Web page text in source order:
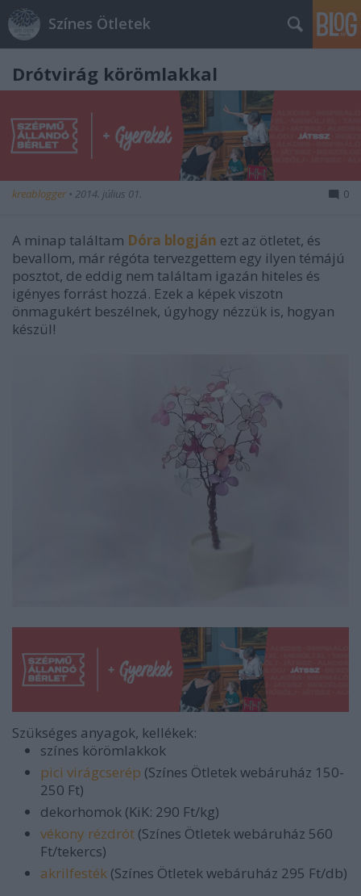
Színes Ötletek
Drótvirág körömlakkal
kreablogger • 2014. július 01. 0
A minap találtam Dóra blogján ezt az ötletet, és
bevallom, már régóta tervezgettem egy ilyen témájú
posztot, de eddig nem találtam igazán hiteles és
igényes forrást hozzá. Ezek a képek viszotn
önmagukért beszélnek, úgyhogy nézzük is, hogyan
készül!
Szükséges anyagok, kellékek:
színes körömlakkok
pici virágcserép (Színes Ötletek webáruház 150-
250 Ft)
dekorhomok (KiK: 290 Ft/kg)
vékony rézdrót (Színes Ötletek webáruház 560
Ft/tekercs)
akrilfesték (Színes Ötletek webáruház 295 Ft/db)